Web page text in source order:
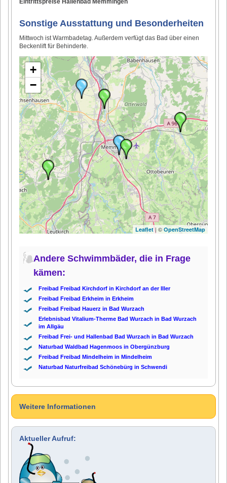
Sonstige Ausstattung und Besonderheiten
Mittwoch ist Warmbadetag. Außerdem verfügt das Bad über einen
Beckenlift für Behinderte.
+
−
Leaflet| © OpenStreetMap
Andere Schwimmbäder, die in Frage
kämen:
Freibad Freibad Kirchdorf in Kirchdorf an der Iller
Freibad Freibad Erkheim in Erkheim
Freibad Freibad Hauerz in Bad Wurzach
Erlebnisbad Vitalium-Therme Bad Wurzach in Bad Wurzach
im Allgäu
Freibad Frei- und Hallenbad Bad Wurzach in Bad Wurzach
Naturbad Waldbad Hagenmoos in Obergünzburg
Freibad Freibad Mindelheim in Mindelheim
Naturbad Naturfreibad Schönebürg in Schwendi
Weitere Informationen
Aktueller Aufruf: